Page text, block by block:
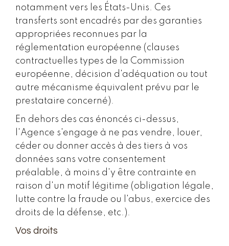
notamment vers les États-Unis. Ces
transferts sont encadrés par des garanties
appropriées reconnues par la
réglementation européenne (clauses
contractuelles types de la Commission
européenne, décision d'adéquation ou tout
autre mécanisme équivalent prévu par le
prestataire concerné).
En dehors des cas énoncés ci-dessus,
l'Agence s'engage à ne pas vendre, louer,
céder ou donner accès à des tiers à vos
données sans votre consentement
préalable, à moins d'y être contrainte en
raison d'un motif légitime (obligation légale,
lutte contre la fraude ou l'abus, exercice des
droits de la défense, etc.).
Vos droits